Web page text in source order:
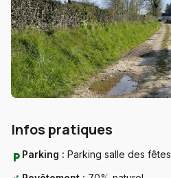
Infos pratiques
local_parking Parking : Parking salle des fêtes